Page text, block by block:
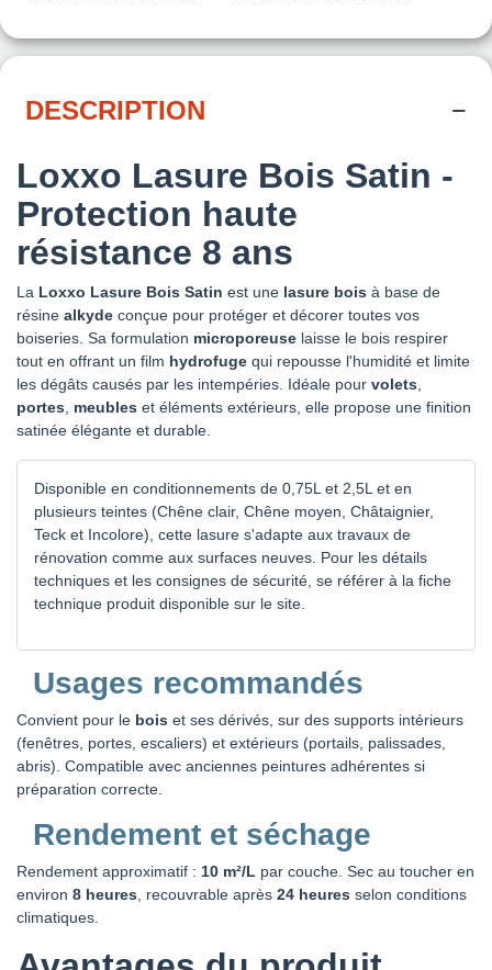
DESCRIPTION
Loxxo Lasure Bois Satin -
Protection haute
résistance 8 ans
La Loxxo Lasure Bois Satin est une lasure bois à base de
résine alkyde conçue pour protéger et décorer toutes vos
boiseries. Sa formulation microporeuse laisse le bois respirer
tout en offrant un film hydrofuge qui repousse l'humidité et limite
les dégâts causés par les intempéries. Idéale pour volets
portes meubles et éléments extérieurs, elle propose une finition
satinée élégante et durable.
Disponible en conditionnements de 0,75L et 2,5L et en
plusieurs teintes (Chêne clair, Chêne moyen, Châtaignier,
Teck et Incolore), cette lasure s'adapte aux travaux de
rénovation comme aux surfaces neuves. Pour les détails
techniques et les consignes de sécurité, se référer à la fiche
technique produit disponible sur le site.
Usages recommandés
Convient pour le bois et ses dérivés, sur des supports intérieurs
(fenêtres, portes, escaliers) et extérieurs (portails, palissades,
abris). Compatible avec anciennes peintures adhérentes si
préparation correcte.
Rendement et séchage
Rendement approximatif : 10 m²/L par couche. Sec au toucher en
environ 8 heures , recouvrable après 24 heures selon conditions
climatiques.